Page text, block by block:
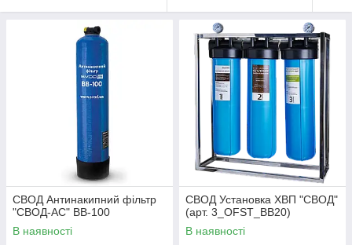
СВОД Антинакипний фільтр
"СВОД-АС" BB-100
В наявності
СВОД Установка ХВП "СВОД"
(арт. 3_OFST_BB20)
В наявності